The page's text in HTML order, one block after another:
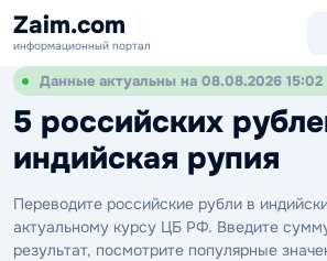
Zaim.com
информационный портал
Данные актуальны на 08.08.2026 15:02
5 российских
индийская рупия
Переводите российские рубли в
актуальному курсу ЦБ РФ. Введите
результат, посмотрите популярные